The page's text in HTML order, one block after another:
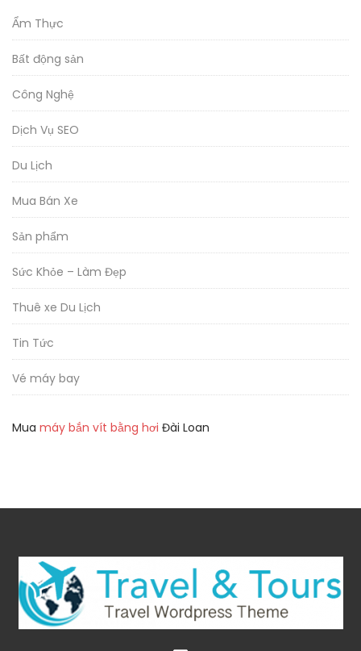
Ẩm Thực
Bất động sản
Công Nghệ
Dịch Vụ SEO
Du Lịch
Mua Bán Xe
Sản phẩm
Sức Khỏe – Làm Đẹp
Thuê xe Du Lịch
Tin Tức
Vé máy bay
Mua máy bắn vít bằng hơi Đài Loan